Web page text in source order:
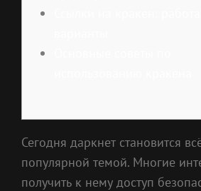
Сегодня даркнет становится
популярной темой. Многие
получить к нему доступ